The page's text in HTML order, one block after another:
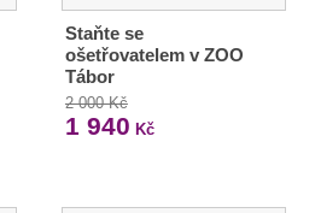
Staňte se
ošetřovatelem v ZOO
Tábor
2 000 Kč
1 940 Kč